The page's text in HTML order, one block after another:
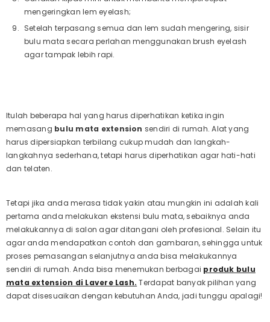
mengeringkan lem eyelash;
Setelah terpasang semua dan lem sudah mengering, sisir
bulu mata secara perlahan menggunakan brush eyelash
agar tampak lebih rapi.
Itulah beberapa hal yang harus diperhatikan ketika ingin
memasang bulu mata extension sendiri di rumah. Alat yang
harus dipersiapkan terbilang cukup mudah dan langkah-
langkahnya sederhana, tetapi harus diperhatikan agar hati-hati
dan telaten.
Tetapi jika anda merasa tidak yakin atau mungkin ini adalah kali
pertama anda melakukan ekstensi bulu mata, sebaiknya anda
melakukannya di salon agar ditangani oleh profesional. Selain itu
agar anda mendapatkan contoh dan gambaran, sehingga untuk
proses pemasangan selanjutnya anda bisa melakukannya
sendiri di rumah. Anda bisa menemukan berbagai produk bulu
mata extension di Lavere Lash. Terdapat banyak pilihan yang
dapat disesuaikan dengan kebutuhan Anda, jadi tunggu apalagi!